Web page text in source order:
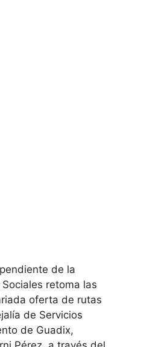
de la
retoma las
oferta de rutas
de Servicios
de Guadix,